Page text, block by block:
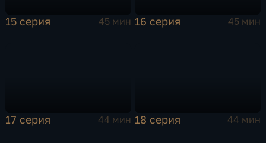
15 серия 45 мин 16 серия 45 мин
17 серия 44 мин 18 серия 44 мин